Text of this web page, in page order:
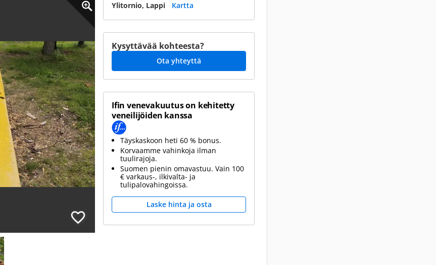
Ylitornio, Lappi
Kartta
Kysyttävää kohteesta?
Ota yhteyttä
Ifin venevakuutus on kehitetty
veneilijöiden kanssa
Täyskaskoon heti 60 % bonus.
Korvaamme vahinkoja ilman
tuulirajoja.
Suomen pienin omavastuu. Vain 100
€ varkaus-, ilkivalta- ja
tulipalovahingoissa.
Laske hinta ja osta